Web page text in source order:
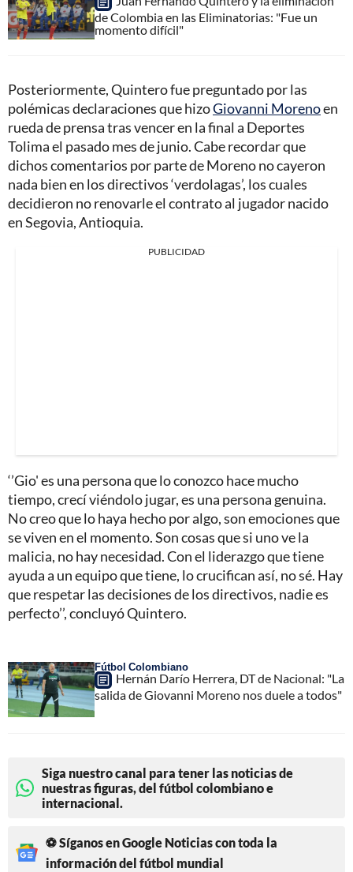
de Colombia en las Eliminatorias: "Fue un
momento difícil"
Posteriormente, Quintero fue preguntado por las
polémicas declaraciones que hizoGiovanni Morenoen
rueda de prensa tras vencer en la final a Deportes
Tolima el pasado mes de junio. Cabe recordar que
dichos comentarios por parte de Moreno no cayeron
nada bien en los directivos ‘verdolagas’, los cuales
decidieron no renovarle el contrato al jugador nacido
en Segovia, Antioquia.
PUBLICIDAD
‘’Gio' es una persona que lo conozco hace mucho
tiempo, crecí viéndolo jugar, es una persona genuina.
No creo que lo haya hecho por algo, son emociones que
se viven en el momento. Son cosas que si uno ve la
malicia, no hay necesidad. Con el liderazgo que tiene
ayuda a un equipo que tiene, lo crucifican así, no sé. Hay
que respetar las decisiones de los directivos, nadie es
perfecto’’, concluyó Quintero.
Fútbol Colombiano
Hernán Darío Herrera, DT de Nacional: "La
salida de Giovanni Moreno nos duele a todos"
Siga nuestro canal para tener las noticias de
nuestras figuras, del fútbol colombiano e
internacional.
⚽ Síganos en Google Noticias con toda la
información del fútbol mundial